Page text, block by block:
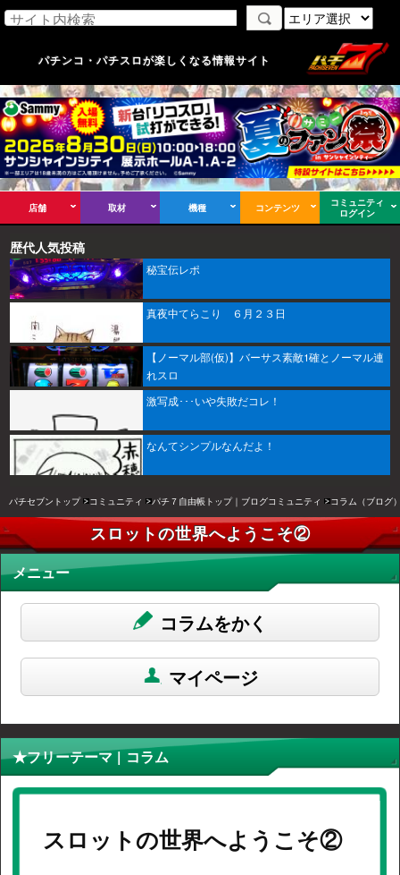
パチンコ・パチスロが楽しくなる情報サイト
店舗 取材 機種 コンテンツ
コミュニティ
ログイン
歴代人気投稿
秘宝伝レポ
真夜中てらこり ６月２３日
【ノーマル部(仮)】バーサス素敵1確とノーマル連
れスロ
激写成･･･いや失敗だコレ！
なんてシンプルなんだよ！
パチセブントップ コミュニティ パチ７自由帳トップ｜ブログコミュニティ コラム（ブログ
スロットの世界へようこそ②
メニュー
コラムをかく
マイページ
★フリーテーマ | コラム
スロットの世界へようこそ②